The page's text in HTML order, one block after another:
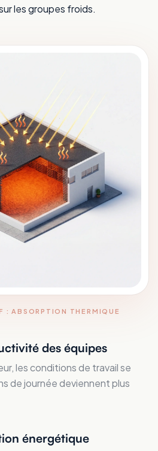
les groupes froids.
: ABSORPTION THERMIQUE
des équipes
les conditions de travail se
de journée deviennent plus
énergétique